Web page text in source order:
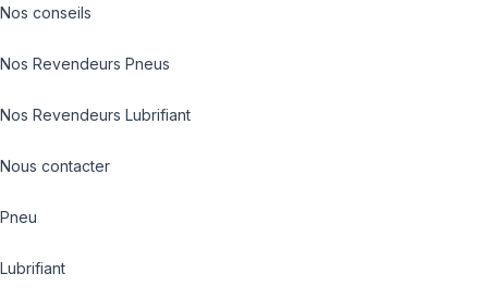
Nos conseils
Nos Revendeurs Pneus
Nos Revendeurs Lubrifiant
Nous contacter
Pneu
Lubrifiant